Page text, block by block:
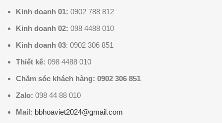
Kinh doanh 01: 0902 788 812
Kinh doanh 02: 098 4488 010
Kinh doanh 03: 0902 306 851
Thiết kế: 098 4488 010
Chăm sóc khách hàng: 0902 306 851
Zalo: 098 44 88 010
Mail: bbhoaviet2024@gmail.com